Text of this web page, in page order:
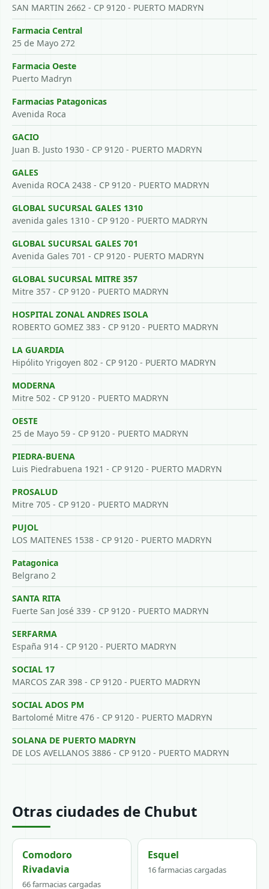
SAN MARTIN 2662 - CP 9120 - PUERTO MADRYN
Farmacia Central
25 de Mayo 272
Farmacia Oeste
Puerto Madryn
Farmacias Patagonicas
Avenida Roca
GACIO
Juan B. Justo 1930 - CP 9120 - PUERTO MADRYN
GALES
Avenida ROCA 2438 - CP 9120 - PUERTO MADRYN
GLOBAL SUCURSAL GALES 1310
avenida gales 1310 - CP 9120 - PUERTO MADRYN
GLOBAL SUCURSAL GALES 701
Avenida Gales 701 - CP 9120 - PUERTO MADRYN
GLOBAL SUCURSAL MITRE 357
Mitre 357 - CP 9120 - PUERTO MADRYN
HOSPITAL ZONAL ANDRES ISOLA
ROBERTO GOMEZ 383 - CP 9120 - PUERTO MADRYN
LA GUARDIA
Hipólito Yrigoyen 802 - CP 9120 - PUERTO MADRYN
MODERNA
Mitre 502 - CP 9120 - PUERTO MADRYN
OESTE
25 de Mayo 59 - CP 9120 - PUERTO MADRYN
PIEDRA-BUENA
Luis Piedrabuena 1921 - CP 9120 - PUERTO MADRYN
PROSALUD
Mitre 705 - CP 9120 - PUERTO MADRYN
PUJOL
LOS MAITENES 1538 - CP 9120 - PUERTO MADRYN
Patagonica
Belgrano 2
SANTA RITA
Fuerte San José 339 - CP 9120 - PUERTO MADRYN
SERFARMA
España 914 - CP 9120 - PUERTO MADRYN
SOCIAL 17
MARCOS ZAR 398 - CP 9120 - PUERTO MADRYN
SOCIAL ADOS PM
Bartolomé Mitre 476 - CP 9120 - PUERTO MADRYN
SOLANA DE PUERTO MADRYN
DE LOS AVELLANOS 3886 - CP 9120 - PUERTO MADRYN
Otras ciudades de Chubut
Comodoro
Rivadavia
66 farmacias cargadas
Esquel
16 farmacias cargadas